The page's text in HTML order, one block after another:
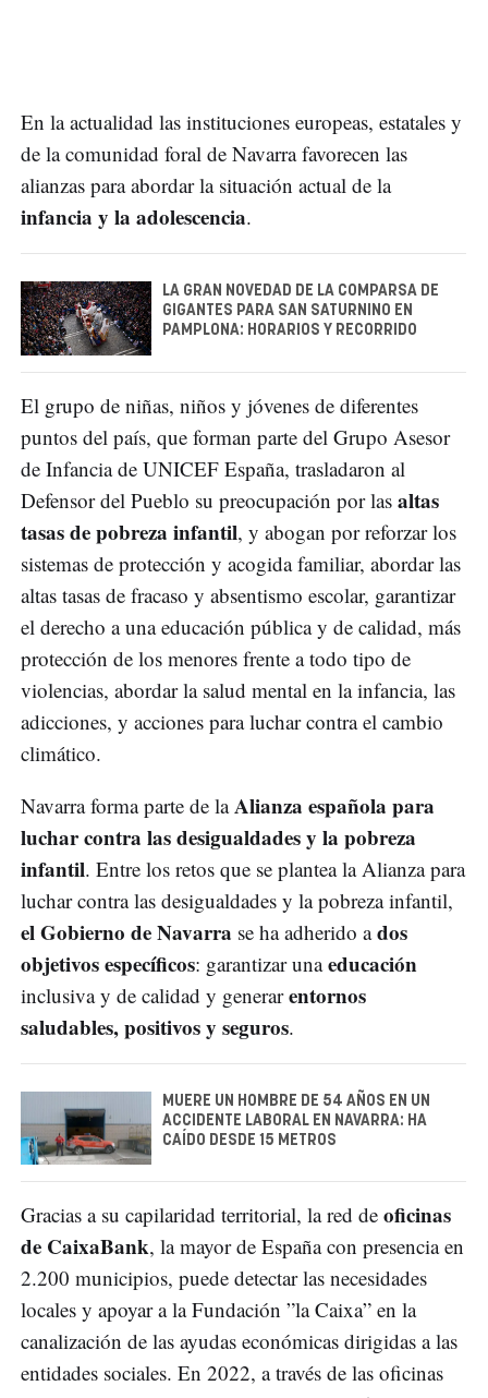
En la actualidad las instituciones europeas, estatales y
de la comunidad foral de Navarra favorecen las
alianzas para abordar la situación actual de la
infancia y la adolescencia.
LA GRAN NOVEDAD DE LA COMPARSA DE
GIGANTES PARA SAN SATURNINO EN
PAMPLONA: HORARIOS Y RECORRIDO
El grupo de niñas, niños y jóvenes de diferentes
puntos del país, que forman parte del Grupo Asesor
de Infancia de UNICEF España, trasladaron al
Defensor del Pueblo su preocupación por las altas
tasas de pobreza infantil, y abogan por reforzar los
sistemas de protección y acogida familiar, abordar las
altas tasas de fracaso y absentismo escolar, garantizar
el derecho a una educación pública y de calidad, más
protección de los menores frente a todo tipo de
violencias, abordar la salud mental en la infancia, las
adicciones, y acciones para luchar contra el cambio
climático.
Navarra forma parte de laAlianza española para
luchar contra las desigualdades y la pobreza
infantil. Entre los retos que se plantea la Alianza para
luchar contra las desigualdades y la pobreza infantil,
el Gobierno de Navarra se ha adherido ados
objetivos específicos: garantizar unaeducación
inclusiva y de calidad y generarentornos
saludables, positivos y seguros.
MUERE UN HOMBRE DE 54 AÑOS EN UN
ACCIDENTE LABORAL EN NAVARRA: HA
CAÍDO DESDE 15 METROS
Gracias a su capilaridad territorial, la red de oficinas
de CaixaBank, la mayor de España con presencia en
2.200 municipios, puede detectar las necesidades
locales y apoyar a la Fundación ”la Caixa” en la
canalización de las ayudas económicas dirigidas a las
entidades sociales. En 2022, a través de las oficinas